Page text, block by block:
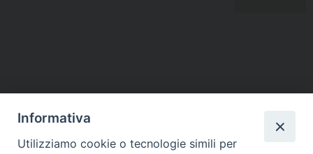
Informativa
Utilizziamo cookie o tecnologie simili per